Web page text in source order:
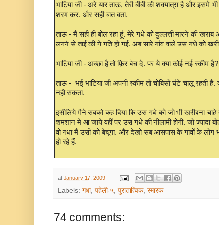
भाटिया जी - अरे यार ताऊ, तेरी बीबी की शवयात्रा है और इसमे
शरम कर. और सही बात बता.
ताऊ - मैं सही ही बोल रहा हूं. मेरे गधे को दुल्लत्ती मारने की
लगने से ताई की ये गति हो गई. अब सारे गांव वाले उस गधे को
भाटिया जी - अच्छा है तो फ़िर बेच दे. पर ये क्या कोई नई स्कीम है?
ताऊ - भई भाटिया जी अपनी स्कीम तो चोबिसों घंटे चालू रहती
नही सकता.
इसीलिये मैने सबको कह दिया कि उस गधे को जो भी खरीदना चाहे
शमशान मे आ जाये वहीं पर उस गधे की नीलामी होगी. जो ज्यादा
वो गधा मैं उसी को बेचूंगा. और देखो सब आसपास के गांवों के लोग
हो रहे हैं.
at January 17, 2009
Labels: गधा, पहेली-५, पुरातात्विक, स्मारक
74 comments: